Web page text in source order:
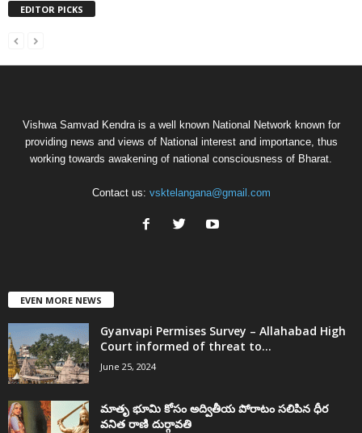
EDITOR PICKS
Vishwa Samvad Kendra is a well known National Network known for
providing news and views of National interest and importance, thus
working towards awakening of national consciousness of Bharat.
Contact us: vsktelangana@gmail.com
EVEN MORE NEWS
Gyanvapi Permises Survey – Allahabad High
Court informed of threat to...
June 25, 2024
మాతృ భూమి కోసం అద్వితీయ పోరాటం సలిపిన ధీర
వనిత రాణి దుర్గావతి